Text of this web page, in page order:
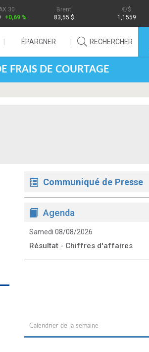
30
+0,69 %
Brent
83,55 $
/$
1,1559
ÉPARGNER RECHERCHER
FRAIS DE COURTAGE
Communiqué de Presse
Agenda
Samedi 08/08/2026
Résultat - Chiffres d'affaires
Calendrier de la semaine